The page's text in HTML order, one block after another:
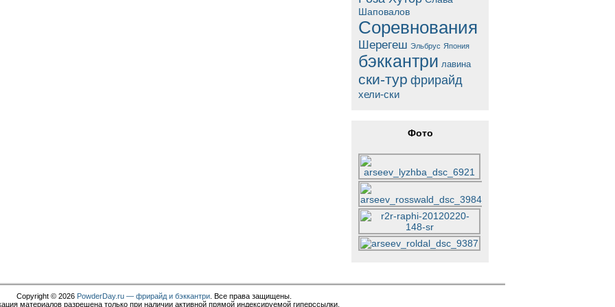
Шаповалов
Соревнования
Шерегеш Эльбрус Япония
бэккантри лавина
ски-тур фрирайд
хели-ски
Фото
Copyright © 2026 PowderDay.ru — фрирайд и бэккантри. Все права защищены.
материалов разрешена только при наличии активной прямой индексируемой гиперссылки.